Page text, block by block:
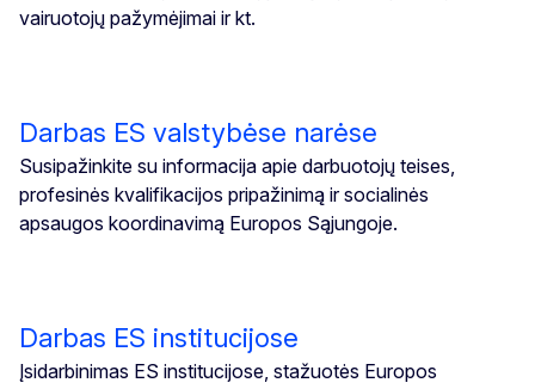
vairuotojų pažymėjimai ir kt.
Darbas ES valstybėse narėse
Susipažinkite su informacija apie darbuotojų teises,
profesinės kvalifikacijos pripažinimą ir socialinės
apsaugos koordinavimą Europos Sąjungoje.
Darbas ES institucijose
Įsidarbinimas ES institucijose, stažuotės Europos